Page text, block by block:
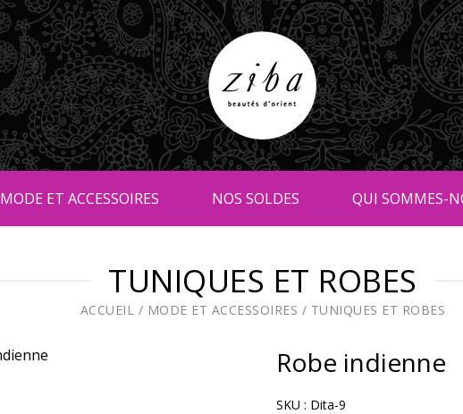
MODE ET ACCESSOIRES NOS SOLDES QUI SOMMES-
TUNIQUES ET ROBES
ACCUEIL / MODE ET ACCESSOIRES / TUNIQUES ET ROBES
Robe indienne
SKU : Dita-9